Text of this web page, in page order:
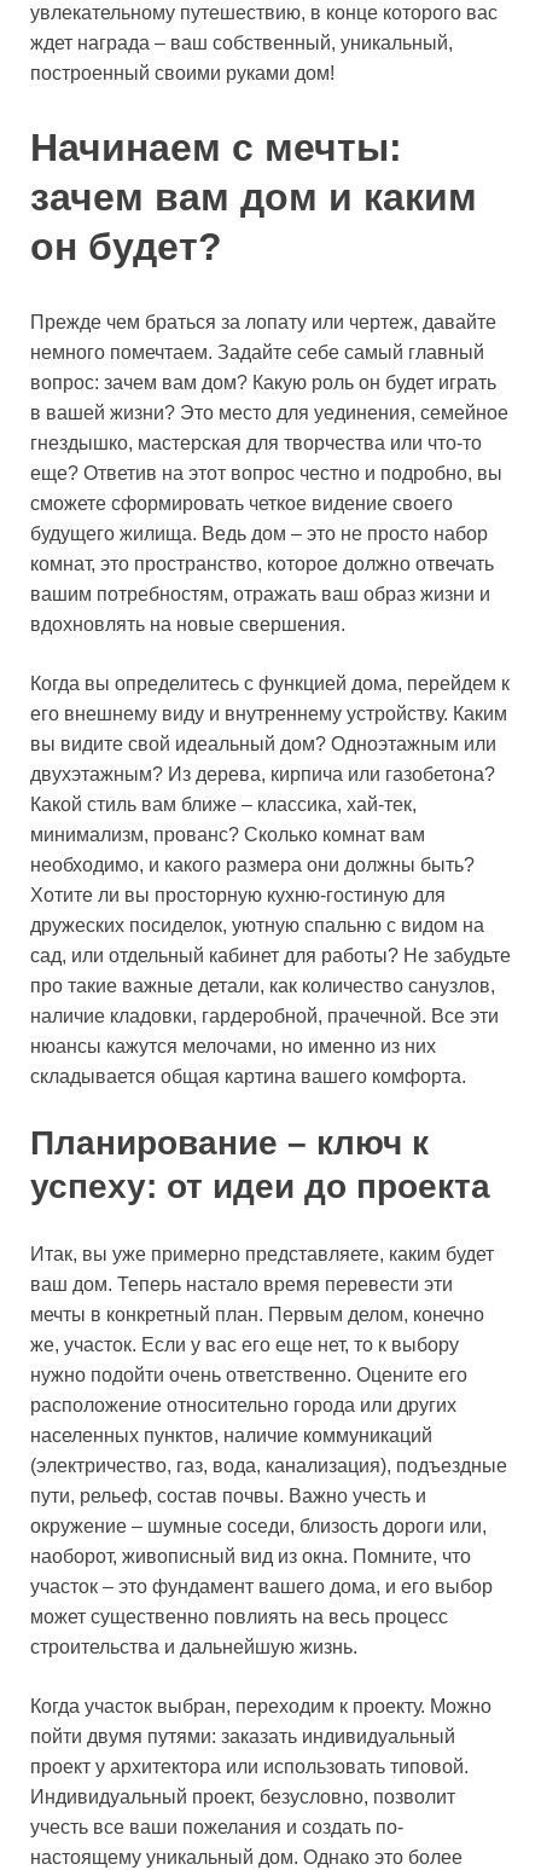
увлекательному путешествию, в конце которого вас
ждет награда – ваш собственный, уникальный,
построенный своими руками дом!
Начинаем с мечты:
зачем вам дом и каким
он будет?
Прежде чем браться за лопату или чертеж, давайте
немного помечтаем. Задайте себе самый главный
вопрос: зачем вам дом? Какую роль он будет играть
в вашей жизни? Это место для уединения, семейное
гнездышко, мастерская для творчества или что-то
еще? Ответив на этот вопрос честно и подробно, вы
сможете сформировать четкое видение своего
будущего жилища. Ведь дом – это не просто набор
комнат, это пространство, которое должно отвечать
вашим потребностям, отражать ваш образ жизни и
вдохновлять на новые свершения.
Когда вы определитесь с функцией дома, перейдем к
его внешнему виду и внутреннему устройству. Каким
вы видите свой идеальный дом? Одноэтажным или
двухэтажным? Из дерева, кирпича или газобетона?
Какой стиль вам ближе – классика, хай-тек,
минимализм, прованс? Сколько комнат вам
необходимо, и какого размера они должны быть?
Хотите ли вы просторную кухню-гостиную для
дружеских посиделок, уютную спальню с видом на
сад, или отдельный кабинет для работы? Не забудьте
про такие важные детали, как количество санузлов,
наличие кладовки, гардеробной, прачечной. Все эти
нюансы кажутся мелочами, но именно из них
складывается общая картина вашего комфорта.
Планирование – ключ к
успеху: от идеи до проекта
Итак, вы уже примерно представляете, каким будет
ваш дом. Теперь настало время перевести эти
мечты в конкретный план. Первым делом, конечно
же, участок. Если у вас его еще нет, то к выбору
нужно подойти очень ответственно. Оцените его
расположение относительно города или других
населенных пунктов, наличие коммуникаций
(электричество, газ, вода, канализация), подъездные
пути, рельеф, состав почвы. Важно учесть и
окружение – шумные соседи, близость дороги или,
наоборот, живописный вид из окна. Помните, что
участок – это фундамент вашего дома, и его выбор
может существенно повлиять на весь процесс
строительства и дальнейшую жизнь.
Когда участок выбран, переходим к проекту. Можно
пойти двумя путями: заказать индивидуальный
проект у архитектора или использовать типовой.
Индивидуальный проект, безусловно, позволит
учесть все ваши пожелания и создать по-
настоящему уникальный дом. Однако это более